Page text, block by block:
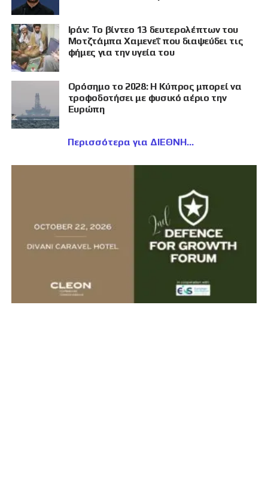
Ιράν: Το βίντεο 13 δευτερολέπτων του
Μοτζτάμπα Χαμενεΐ που διαψεύδει τις
φήμες για την υγεία του
Ορόσημο το 2028: Η Κύπρος μπορεί να
τροφοδοτήσει με φυσικό αέριο την
Ευρώπη
Περισσότερα για ΔΙΕΘΝΗ